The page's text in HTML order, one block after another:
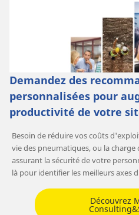
Demandez des
personnalisées pour
productivité de votre
Besoin de réduire vos coûts
vie des pneumatiques, ou la
assurant la sécurité de votre
là pour identifier les meilleurs axes
Découvrez